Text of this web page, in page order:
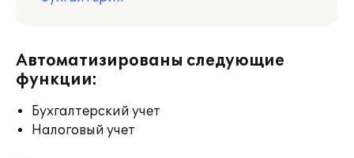
Автоматизированы следующие
функции:
Бухгалтерский учет
Налоговый учет